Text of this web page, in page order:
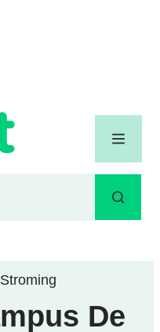
Zoeken
Menu
De